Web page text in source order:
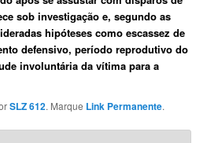
sob investigação e, segundo as
hipóteses como escassez de
defensivo, período reprodutivo do
involuntária da vítima para a
SLZ 612. Marque Link Permanente.